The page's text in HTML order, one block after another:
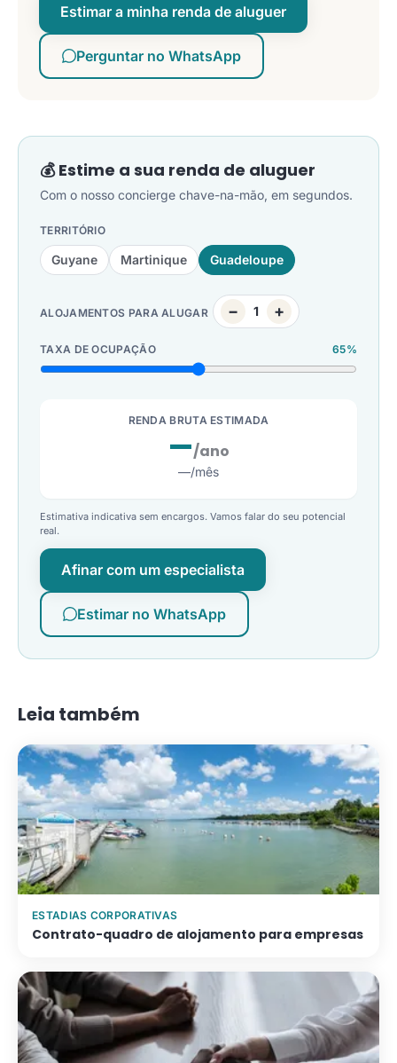
Estimar a minha renda de aluguer
Perguntar no WhatsApp
💰 Estime a sua renda de aluguer
Com o nosso concierge chave-na-mão, em segundos.
TERRITÓRIO
Guyane Martinique Guadeloupe
ALOJAMENTOS PARA ALUGAR − 1 +
TAXA DE OCUPAÇÃO 65%
RENDA BRUTA ESTIMADA
—/ano
—/mês
Estimativa indicativa sem encargos. Vamos falar do seu potencial
real.
Afinar com um especialista
Estimar no WhatsApp
Leia também
ESTADIAS CORPORATIVAS
Contrato-quadro de alojamento para empresas